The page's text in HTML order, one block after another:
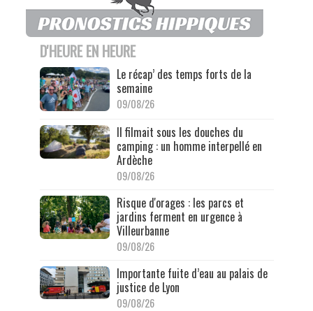
D'HEURE EN HEURE
Le récap’ des temps forts de la
semaine
09/08/26
Il filmait sous les douches du
camping : un homme interpellé en
Ardèche
09/08/26
Risque d'orages : les parcs et
jardins ferment en urgence à
Villeurbanne
09/08/26
Importante fuite d’eau au palais de
justice de Lyon
09/08/26